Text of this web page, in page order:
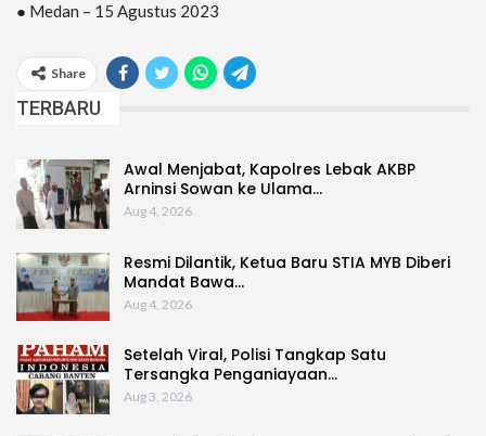
● Medan – 15 Agustus 2023
Share
TERBARU
Awal Menjabat, Kapolres Lebak AKBP
Arninsi Sowan ke Ulama…
Aug 4, 2026
Resmi Dilantik, Ketua Baru STIA MYB Diberi
Mandat Bawa…
Aug 4, 2026
Setelah Viral, Polisi Tangkap Satu
Tersangka Penganiayaan…
Aug 3, 2026